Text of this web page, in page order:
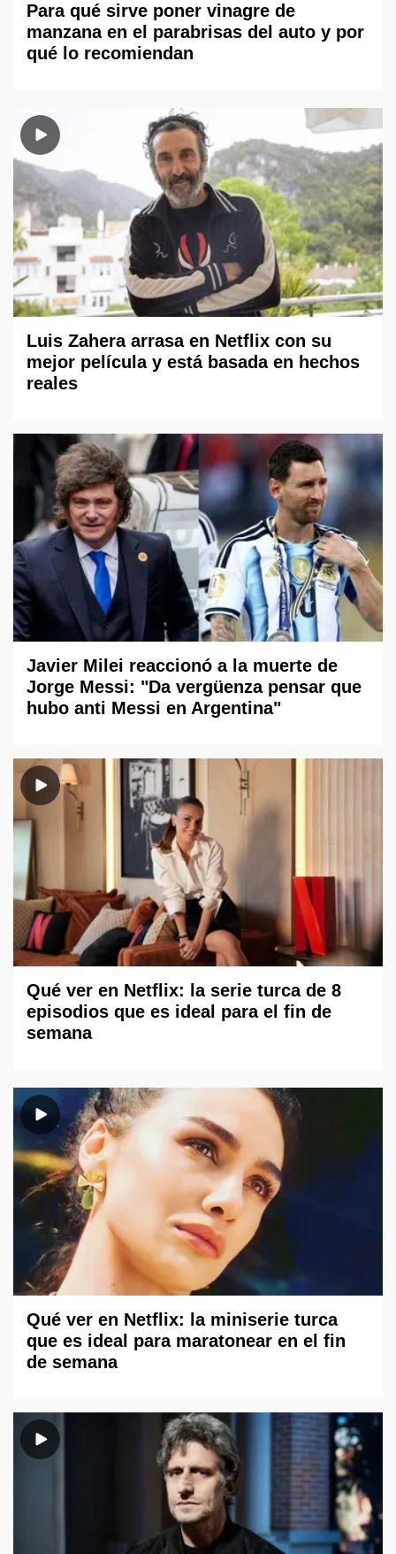
Para qué sirve poner vinagre de
manzana en el parabrisas del auto y por
qué lo recomiendan
Luis Zahera arrasa en Netflix con su
mejor película y está basada en hechos
reales
Javier Milei reaccionó a la muerte de
Jorge Messi: "Da vergüenza pensar que
hubo anti Messi en Argentina"
Qué ver en Netflix: la serie turca de 8
episodios que es ideal para el fin de
semana
Qué ver en Netflix: la miniserie turca
que es ideal para maratonear en el fin
de semana